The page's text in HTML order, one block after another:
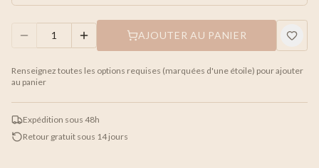
AJOUTER AU PANIER
Renseignez toutes les options requises (marquées d'une étoile) pour ajouter
au panier
Expédition sous 48h
Retour gratuit sous 14 jours